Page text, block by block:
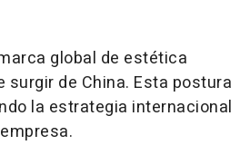
global de estética
surgir de China. Esta postura
la estrategia internacional